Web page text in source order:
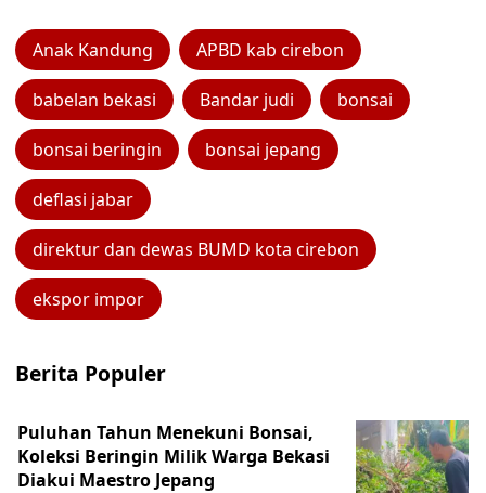
Anak Kandung APBD kab cirebon
babelan bekasi Bandar judi bonsai
bonsai beringin bonsai jepang
deflasi jabar
direktur dan dewas BUMD kota cirebon
ekspor impor
Berita Populer
Puluhan Tahun Menekuni Bonsai,
Koleksi Beringin Milik Warga Bekasi
Diakui Maestro Jepang